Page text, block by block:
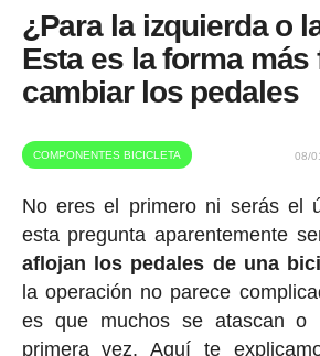
¿Para la izquierda o
Esta es la forma más
cambiar los pedales
COMPONENTES BICICLETA 08/
No eres el primero ni serás el
esta pregunta aparentemente
aflojan los pedales de una
la operación no parece
es que muchos se atascan o
primera vez. Aquí te